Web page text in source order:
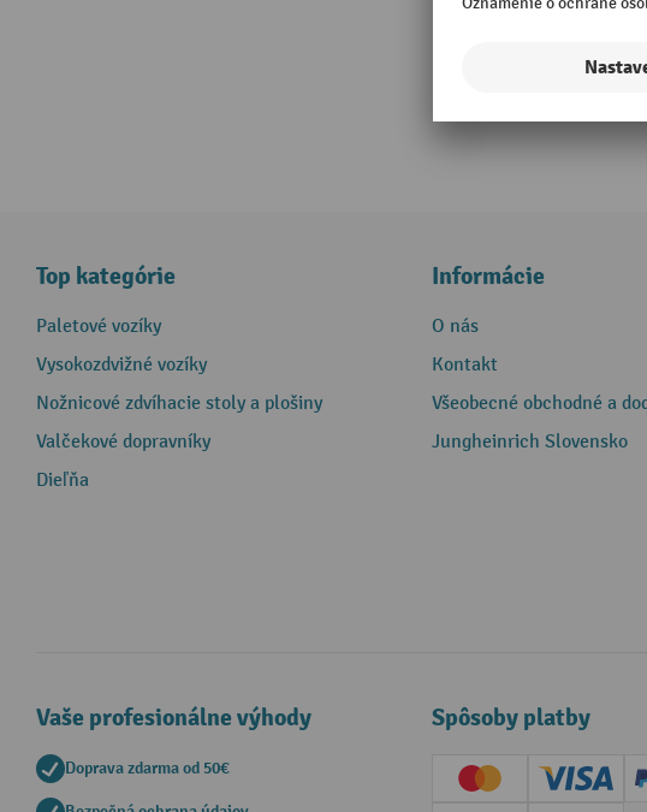
Top kategórie
Paletové vozíky
Vysokozdvižné vozíky
Nožnicové zdvíhacie stoly a plošiny
Valčekové dopravníky
Dieľňa
Informácie
O nás
Kontakt
Všeobecné obchodné a
Jungheinrich Slovensko
Vaše profesionálne výhody
Doprava zdarma od 50€
Spôsoby platby
Creditcard (Master)